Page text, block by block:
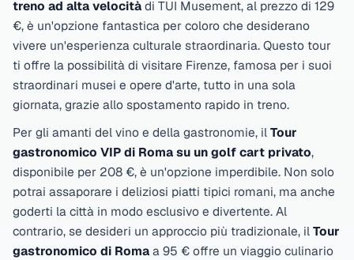
treno ad alta velocitàdi TUI Musement, al prezzo di 129
€, è un'opzione fantastica per coloro che desiderano
vivere un'esperienza culturale straordinaria. Questo tour
ti offre la possibilità di visitare Firenze, famosa per i suoi
straordinari musei e opere d'arte, tutto in una sola
giornata, grazie allo spostamento rapido in treno.
Per gli amanti del vino e della gastronomie, ilTour
gastronomico VIP di Roma su un golf cart privato,
disponibile per 208 €, è un'opzione imperdibile. Non solo
potrai assaporare i deliziosi piatti tipici romani, ma anche
goderti la città in modo esclusivo e divertente. Al
contrario, se desideri un approccio più tradizionale, ilTour
gastronomico di Romaa95 €offre un viaggio culinario